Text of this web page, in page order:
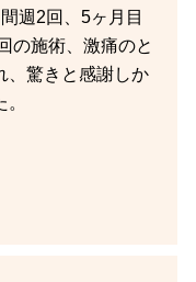
週2回、5ヶ月目
の施術、激痛のと
、驚きと感謝しか